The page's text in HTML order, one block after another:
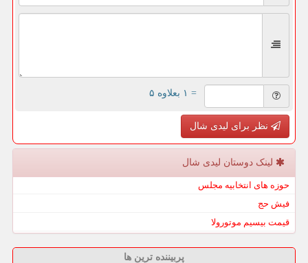
= ۱ بعلاوه ۵
نظر برای لیدی شال
لینک دوستان لیدی شال
حوزه های انتخابیه مجلس
فیش حج
قیمت بیسیم موتورولا
پربیننده ترین ها